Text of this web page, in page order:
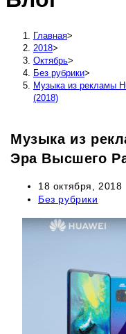
сайту
Главная>
2018>
Октябрь>
Без рубрики>
Музыка из рекламы
(2018)
Музыка из
Эра Высшего
Запись
опубликована:
18 октября, 2018
Рубрика
Без рубрики